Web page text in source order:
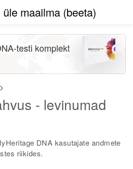
maailma (beeta)
- levinumad
DNA kasutajate andmete
riikides.
testi komplekt